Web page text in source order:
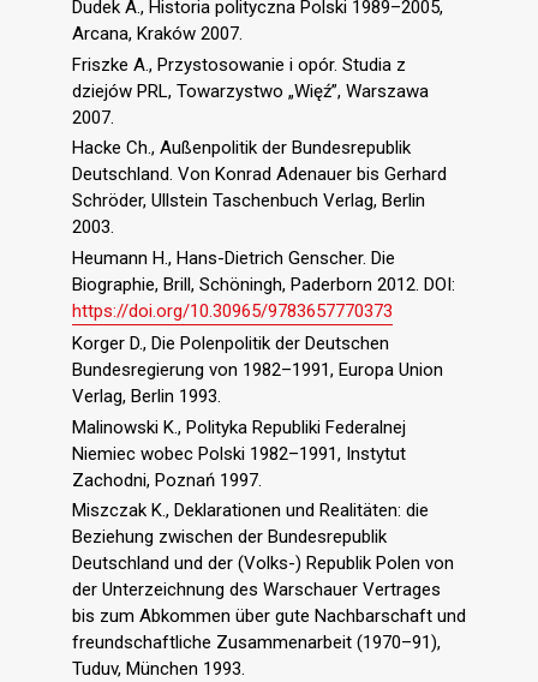
Dudek A., Historia polityczna Polski 1989–2005,
Arcana, Kraków 2007.
Friszke A., Przystosowanie i opór. Studia z
dziejów PRL, Towarzystwo „Więź”, Warszawa
2007.
Hacke Ch., Außenpolitik der Bundesrepublik
Deutschland. Von Konrad Adenauer bis Gerhard
Schröder, Ullstein Taschenbuch Verlag, Berlin
2003.
Heumann H., Hans-Dietrich Genscher. Die
Biographie, Brill, Schöningh, Paderborn 2012. DOI:
https://doi.org/10.30965/9783657770373
Korger D., Die Polenpolitik der Deutschen
Bundesregierung von 1982–1991, Europa Union
Verlag, Berlin 1993.
Malinowski K., Polityka Republiki Federalnej
Niemiec wobec Polski 1982–1991, Instytut
Zachodni, Poznań 1997.
Miszczak K., Deklarationen und Realitäten: die
Beziehung zwischen der Bundesrepublik
Deutschland und der (Volks-) Republik Polen von
der Unterzeichnung des Warschauer Vertrages
bis zum Abkommen über gute Nachbarschaft und
freundschaftliche Zusammenarbeit (1970–91),
Tuduv, München 1993.